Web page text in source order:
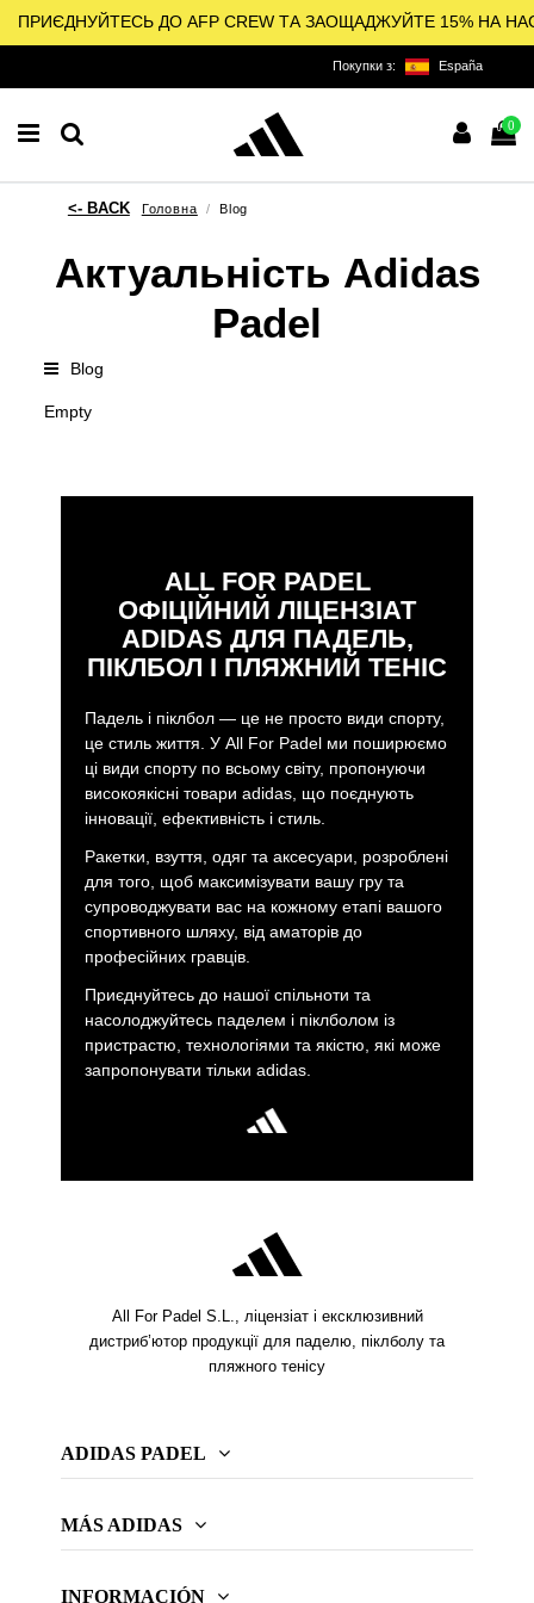
ПРИЄДНУЙТЕСЬ ДО AFP CREW ТА ЗАОЩАДЖУЙТЕ 15% НА
Покупки з: España
0
Головна Blog
Актуальність Adidas
Padel
Blog
Empty
ALL FOR PADEL
ОФІЦІЙНИЙ ЛІЦЕНЗІАТ
ADIDAS ДЛЯ ПАДЕЛЬ,
ПІКЛБОЛ І ПЛЯЖНИЙ ТЕНІС
Падель і піклбол — це не просто види спорту,
це стиль життя. У All For Padel ми поширюємо
ці види спорту по всьому світу, пропонуючи
високоякісні товари adidas, що поєднують
інновації, ефективність і стиль.
Ракетки, взуття, одяг та аксесуари, розроблені
для того, щоб максимізувати вашу гру та
супроводжувати вас на кожному етапі вашого
спортивного шляху, від аматорів до
професійних гравців.
Приєднуйтесь до нашої спільноти та
насолоджуйтесь паделем і піклболом із
пристрастю, технологіями та якістю, які може
запропонувати тільки adidas.
All For Padel S.L., ліцензіат і ексклюзивний
дистриб’ютор продукції для паделю, піклболу та
пляжного тенісу
ADIDAS PADEL
MÁS ADIDAS
INFORMACIÓN